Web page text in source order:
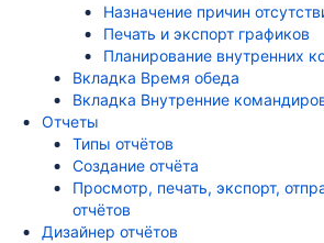
Назначение причин
Печать и экспорт графиков
Планирование внутренних
Вкладка Время обеда
Вкладка Внутренние
Отчеты
Типы отчётов
Создание отчёта
Просмотр, печать, экспорт,
отчётов
Дизайнер отчётов